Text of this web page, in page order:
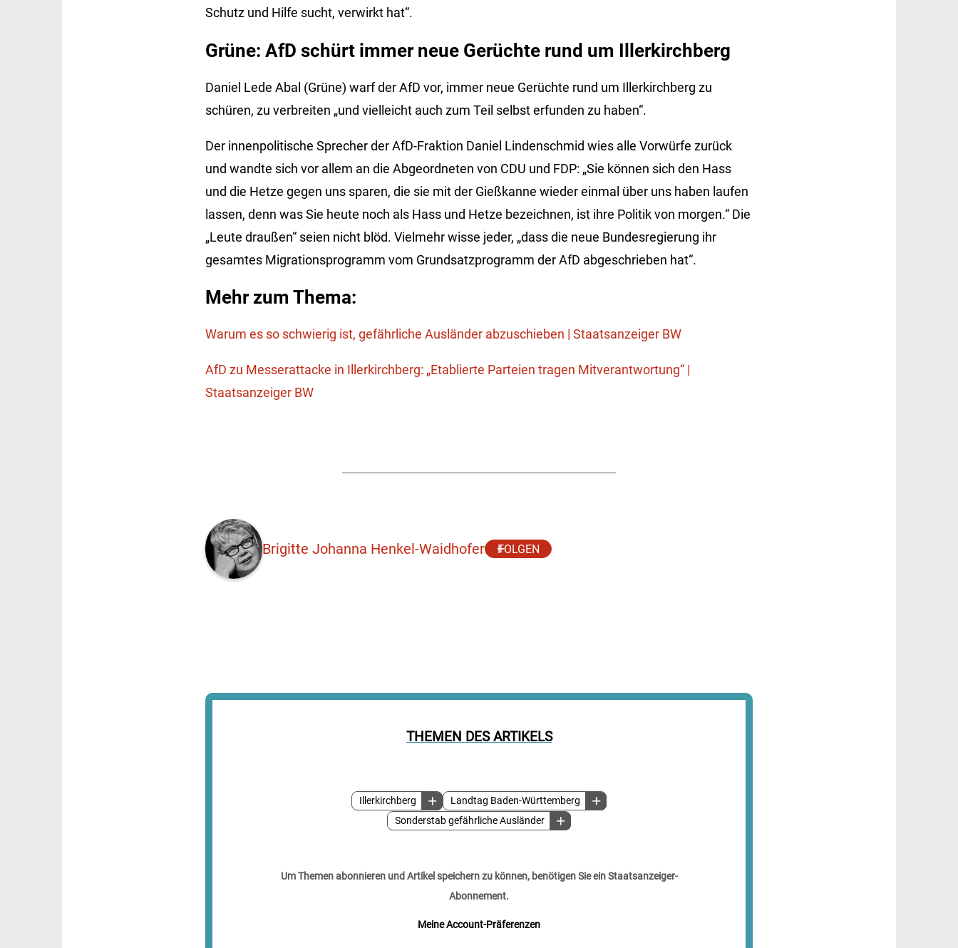
THEMEN DES ARTIKELS
Illerkirchberg
Landtag Baden-Württemberg
Sonderstab gefährliche Ausländer
Um Themen abonnieren und Artikel speichern zu können, benötigen Sie ein Staatsanzeiger-
Abonnement.
Meine Account-Präferenzen
Schutz und Hilfe sucht, verwirkt hat“.
Grüne: AfD schürt immer neue Gerüchte rund um Illerkirchberg
Daniel Lede Abal (Grüne) warf der AfD vor, immer neue Gerüchte rund um Illerkirchberg zu
schüren, zu verbreiten „und vielleicht auch zum Teil selbst erfunden zu haben“.
Der innenpolitische Sprecher der AfD-Fraktion Daniel Lindenschmid wies alle Vorwürfe zurück
und wandte sich vor allem an die Abgeordneten von CDU und FDP: „Sie können sich den Hass
und die Hetze gegen uns sparen, die sie mit der Gießkanne wieder einmal über uns haben laufen
lassen, denn was Sie heute noch als Hass und Hetze bezeichnen, ist ihre Politik von morgen.“ Die
„Leute draußen“ seien nicht blöd. Vielmehr wisse jeder, „dass die neue Bundesregierung ihr
gesamtes Migrationsprogramm vom Grundsatzprogramm der AfD abgeschrieben hat“.
Mehr zum Thema:
Warum es so schwierig ist, gefährliche Ausländer abzuschieben | Staatsanzeiger BW
AfD zu Messerattacke in Illerkirchberg: „Etablierte Parteien tragen Mitverantwortung“ |
Staatsanzeiger BW
Brigitte Johanna Henkel-Waidhofer FOLGEN